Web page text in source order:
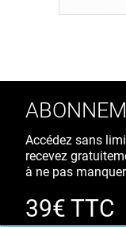
Accédez sans
recevez
à ne pas
39€ TTC